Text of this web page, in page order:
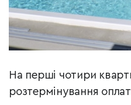
На перші чотири
розтермінування